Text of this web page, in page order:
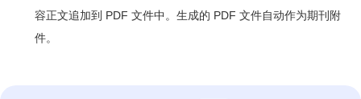
容正文追加到 PDF 文件中。生成的 PDF 文件自动作为期刊附
件。